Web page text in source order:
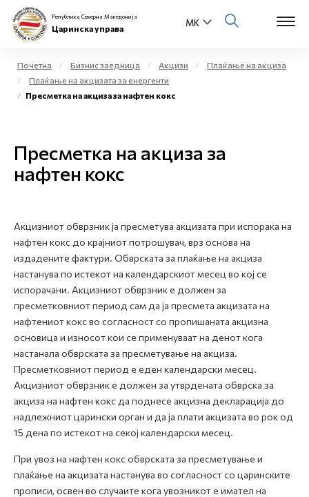
За нас
Бизнис заедница
Open
Медиа центар
Контакт
Е-Весник
Република Северна Македонија
Царинска управа
Почетна Бизнис заедница Акцизи
Плаќање на акциза
Плаќање на акцизата за енергенти
Пресметка на акциза за нафтен кокс
Пресметка на акциза за
нафтен кокс
Акцизниот обврзник ја пресметува акцизата при испорака на
нафтен кокс до крајниот потрошувач, врз основа на
издадените фактури. Обврската за плаќање на акциза
настанува по истекот на календарскиот месец во кој се
испорачани. Акцизниот обврзник е должен за
пресметковниот период сам да ја пресмета акцизата на
нафтениот кокс во согласност со пропишаната акцизна
основица и износот кои се применуваат на денот кога
настанала обврската за пресметување на акциза.
Пресметковниот период е еден календарски месец.
Акцизниот обврзник е должен за утврдената обврска за
акциза на нафтен кокс да поднесе акцизна декларација до
надлежниот царински орган и да ја плати акцизата во рок од
15 дена по истекот на секој календарски месец.
При увоз на нафтен кокс обврската за пресметување и
плаќање на акцизата настанува во согласност со царинските
прописи, освен во случаите кога увозникот е имател на